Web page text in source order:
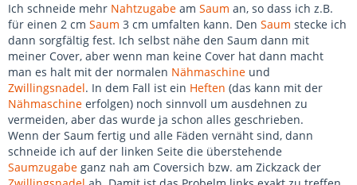
Ich schneide mehr Nahtzugabe am Saum an, so dass ich z.B.
für einen 2 cm Saum 3 cm umfalten kann. Den Saum stecke ich
dann sorgfältig fest. Ich selbst nähe den Saum dann mit
meiner Cover, aber wenn man keine Cover hat dann macht
man es halt mit der normalen Nähmaschine und
Zwillingsnadel. In dem Fall ist ein Heften (das kann mit der
Nähmaschine erfolgen) noch sinnvoll um ausdehnen zu
vermeiden, aber das wurde ja schon alles geschrieben.
Wenn der Saum fertig und alle Fäden vernäht sind, dann
schneide ich auf der linken Seite die überstehende
Saumzugabe ganz nah am Coversich bzw. am Zickzack der